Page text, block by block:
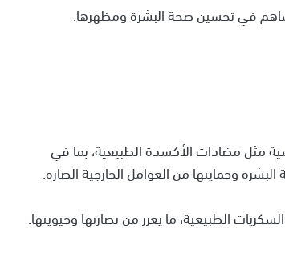
في تحسين صحة البشرة ومظهرها.
مثل مضادات الأكسدة الطبيعية، بما في
وحمايتها من العوامل الخارجية الضارة.
الطبيعية، ما يعزز من نضارتها وحيويتها.